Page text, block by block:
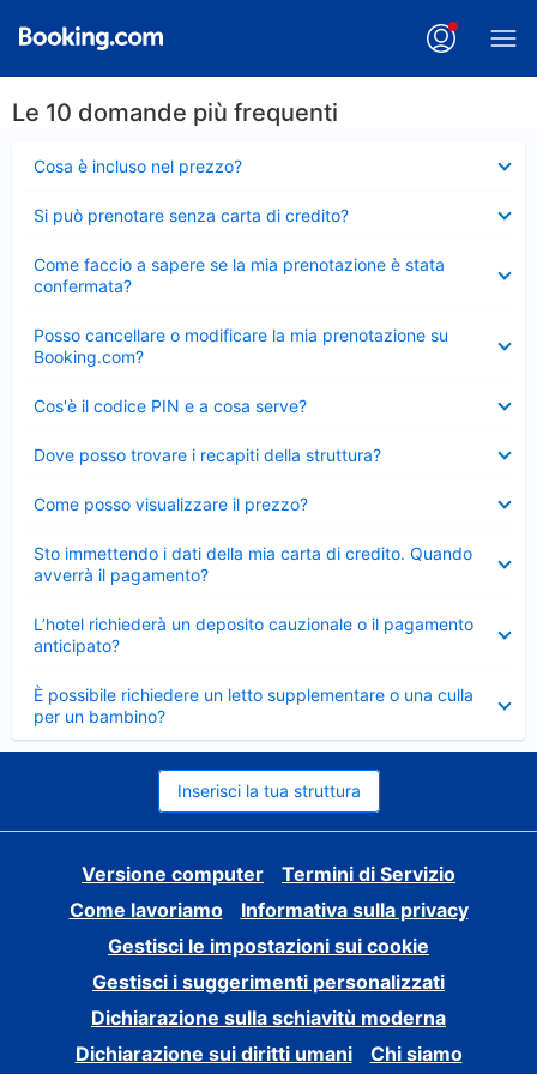
Le 10 domande più frequenti
Cosa è incluso nel prezzo?
chiuso
Si può prenotare senza carta di credito?
chiuso
Come faccio a sapere se la mia prenotazione è stata
confermata?
chiuso
Posso cancellare o modificare la mia prenotazione su
Booking.com?
chiuso
Cos'è il codice PIN e a cosa serve?
chiuso
Dove posso trovare i recapiti della struttura?
chiuso
Come posso visualizzare il prezzo?
chiuso
Sto immettendo i dati della mia carta di credito. Quando
avverrà il pagamento?
chiuso
L’hotel richiederà un deposito cauzionale o il pagamento
anticipato?
chiuso
È possibile richiedere un letto supplementare o una culla
per un bambino?
Elemento
chiuso
Inserisci la tua struttura
Versione computer
Termini di Servizio
Come lavoriamo
Informativa sulla privacy
Gestisci le impostazioni sui cookie
Gestisci i suggerimenti personalizzati
Dichiarazione sulla schiavitù moderna
Dichiarazione sui diritti umani
Chi siamo